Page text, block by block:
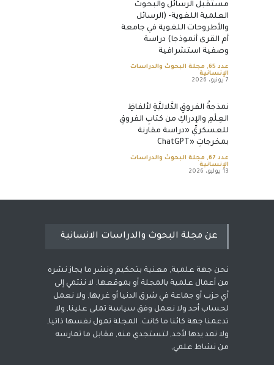
مستقبل الرسائل والبحوث
العلمية اللغوية- (الرسائل
والأطروحات اللغوية في جامعة
أم القرى أنموذجا) دراسة
وصفية استشرافية
عدد 65 , مجلة البحوث والدراسات
الإنسانية
7 يونيو، 2026
نمذجةُ الفروقِ الدَّلاليَّةِ لألفاظِ
العِلْمِ والإدراكِ من كتابِ الفروقِ
للعسكريِّ «دراسة مقارنة
بمخرجاتِ «ChatGPT
عدد 67 , مجلة البحوث والدراسات
الإنسانية
13 يوليو، 2026
عن مجلة البحوث والدراسات الانسانية
نحن جهة علمية, معنية بتحكيم ونشر ما يجاز نشره
من أعمال علمية بالمجلة أو بموقعها. لا ننتمي إلى
أي حزب أو جماعة في شرق الدنيا أو غربها, ولا نعمل
لحساب أحد ولا نعمل وفق سياسة تملى علينا, ولا
تدعمنا جهة كائنا ما كانت. المجلة تمول نفسها ذاتيا,
ولا تمد يدها لأحد, لتستجدي منه, مقابل ما تمارسه
من نشاط علمي,